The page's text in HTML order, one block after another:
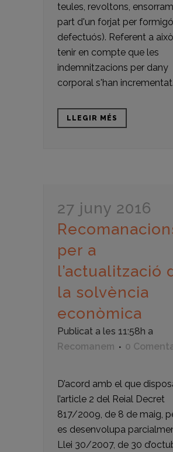
teules, revoltons,
part d'un forjat per formigó
defectuós). Referent a
tenir en compte que les
indemnitzacions per dany
corporal s'han
LLEGIR MÉS
27 juny 2016
per a
l’actualització
la solvència
econòmica
Publicat a les 11:58h a
Recomanem
0
D’acord amb el que
l’article 2 del Reial Decret
817/2009, de 8 de maig,
es desenvolupa
Llei 30/2007, de 30